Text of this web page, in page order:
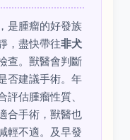
是腫瘤的好發族
，盡快帶往非犬
查。獸醫會判斷
否建議手術。年
估腫瘤性質、
合手術，獸醫也
輕不適。及早發